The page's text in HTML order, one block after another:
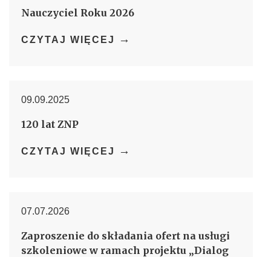
Nauczyciel Roku 2026
CZYTAJ WIĘCEJ →
09.09.2025
120 lat ZNP
CZYTAJ WIĘCEJ →
07.07.2026
Zaproszenie do składania ofert na usługi
szkoleniowe w ramach projektu „Dialog